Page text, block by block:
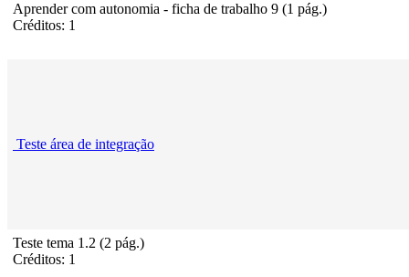
Aprender com autonomia - ficha de trabalho 9 (1 pág.)
Créditos: 1
Teste área de integração
Teste tema 1.2 (2 pág.)
Créditos: 1